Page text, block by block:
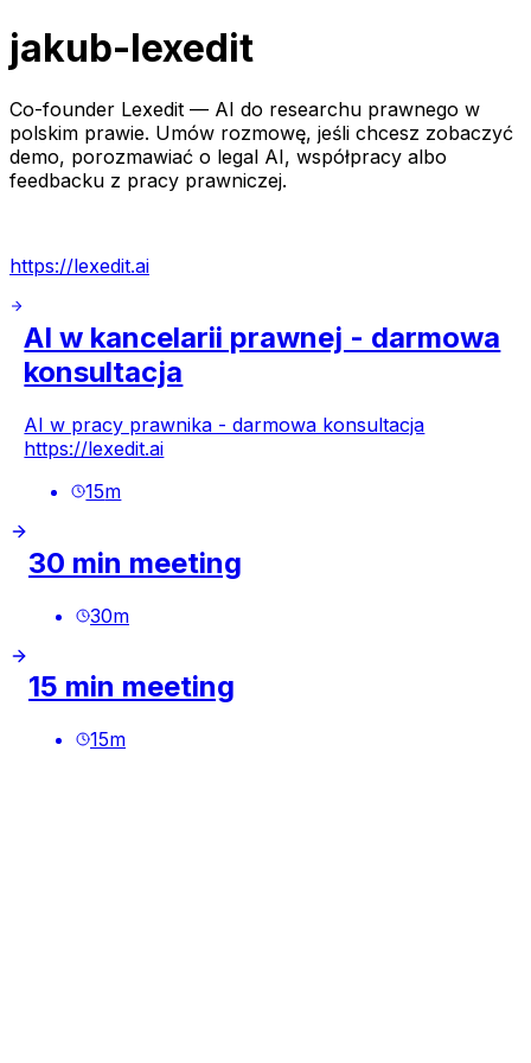
jakub-lexedit
Co-founder Lexedit — AI do researchu prawnego w
polskim prawie. Umów rozmowę, jeśli chcesz zobaczyć
demo, porozmawiać o legal AI, współpracy albo
feedbacku z pracy prawniczej.
https://lexedit.ai
AI w kancelarii prawnej - darmowa
konsultacja
AI w pracy prawnika - darmowa konsultacja
https://lexedit.ai
15m
30 min meeting
30m
15 min meeting
15m